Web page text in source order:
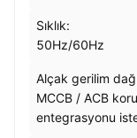
Sıklık:
50Hz/60Hz
Alçak gerilim
MCCB / ACB
entegrasyonu